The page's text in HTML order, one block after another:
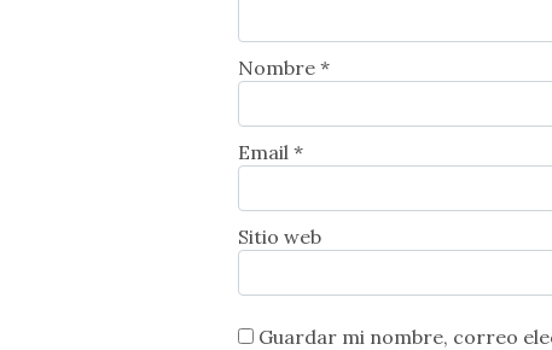
Nombre *
Email *
Sitio web
Guardar mi nombre, correo